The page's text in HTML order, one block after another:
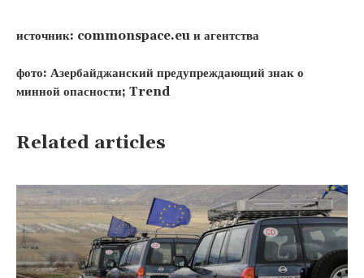
источник: commonspace.eu и агентства
фото: Азербайджанский предупреждающий знак о
минной опасности; Trend
Related articles